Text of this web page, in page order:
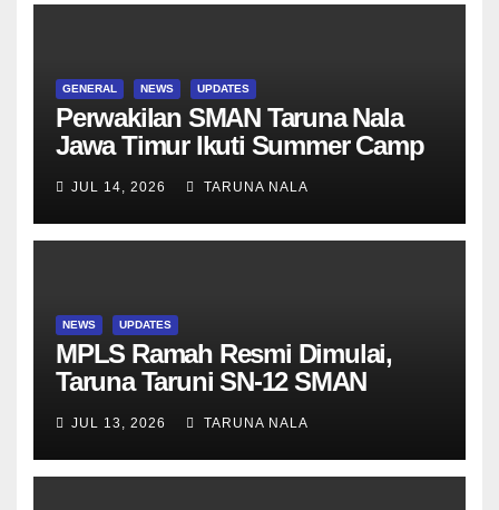
GENERAL NEWS UPDATES
Perwakilan SMAN Taruna Nala
Jawa Timur Ikuti Summer Camp
JUL 14, 2026 TARUNA NALA
NEWS UPDATES
MPLS Ramah Resmi Dimulai,
Taruna Taruni SN-12 SMAN
Menjalani Tahun Ajaran Baru
JUL 13, 2026 TARUNA NALA